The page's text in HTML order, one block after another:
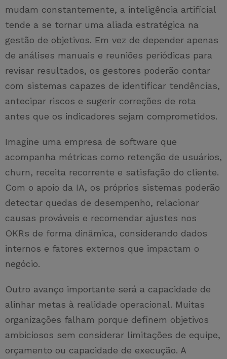
mudam constantemente, a inteligência artificial
tende a se tornar uma aliada estratégica na
gestão de objetivos. Em vez de depender apenas
de análises manuais e reuniões periódicas para
revisar resultados, os gestores poderão contar
com sistemas capazes de identificar tendências,
antecipar riscos e sugerir correções de rota
antes que os indicadores sejam comprometidos.
Imagine uma empresa de software que
acompanha métricas como retenção de usuários,
churn, receita recorrente e satisfação do cliente.
Com o apoio da IA, os próprios sistemas poderão
detectar quedas de desempenho, relacionar
causas prováveis e recomendar ajustes nos
OKRs de forma dinâmica, considerando dados
internos e fatores externos que impactam o
negócio.
Outro avanço importante será a capacidade de
alinhar metas à realidade operacional. Muitas
organizações falham porque definem objetivos
ambiciosos sem considerar limitações de equipe,
orçamento ou capacidade de execução. A